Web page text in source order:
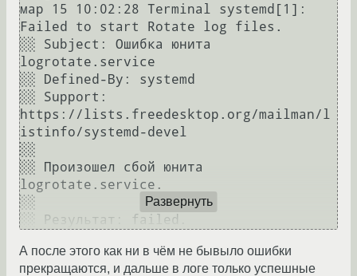
мар 15 10:02:28 Terminal systemd[1]:
Failed to start Rotate log files.
░░ Subject: Ошибка юнита
logrotate.service
░░ Defined-By: systemd
░░ Support:
https://lists.freedesktop.org/mailman/l
istinfo/systemd-devel
░░
░░ Произошел сбой юнита
logrotate.service.
░░
Развернуть
А после этого как ни в чём не бывыло ошибки
прекращаются, и дальше в логе только успешные